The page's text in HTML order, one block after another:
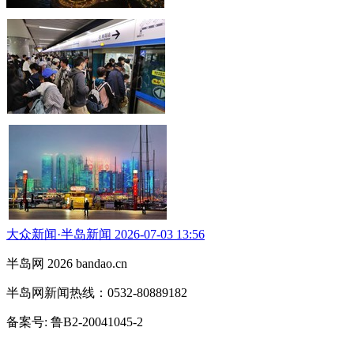
大众新闻·半岛新闻 2026-07-03 13:56
半岛网 2026 bandao.cn
半岛网新闻热线：0532-80889182
备案号: 鲁B2-20041045-2